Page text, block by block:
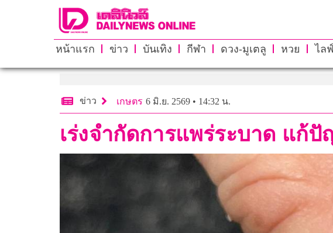
หน้าแรก ข่าว บันเทิง กีฬา ดวง-มูเตลู หวย ไล
ข่าว เกษตร 6 มิ.ย. 2569 • 14:32 น.
เร่งจำกัดการแพร่ระบาด แก้